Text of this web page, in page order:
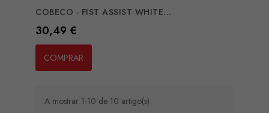
COBECO - FIST ASSIST WHITE...
Preço
30,49 €
COMPRAR
A mostrar 1-10 de 10 artigo(s)